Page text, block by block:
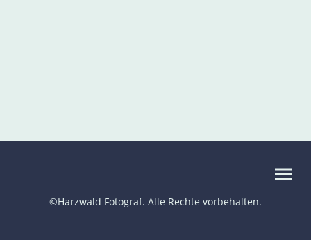
©Harzwald Fotograf. Alle Rechte vorbehalten.